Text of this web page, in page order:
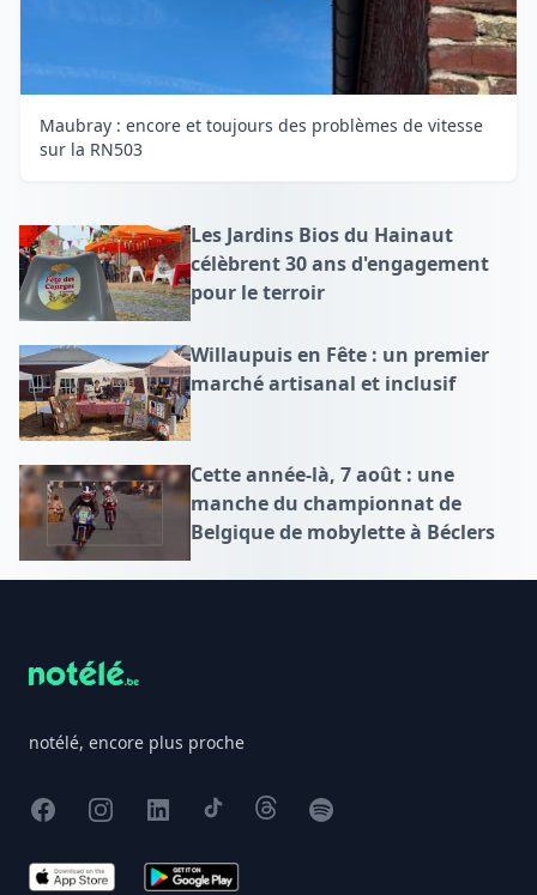
Maubray : encore et toujours des problèmes de vitesse
sur la RN503
Les Jardins Bios du Hainaut
célèbrent 30 ans d'engagement
pour le terroir
Willaupuis en Fête : un premier
marché artisanal et inclusif
Cette année-là, 7 août : une
manche du championnat de
Belgique de mobylette à Béclers
notélé, encore plus proche
FacebookInstagram
X TikTokThreadsSpotify
App Store Google Play